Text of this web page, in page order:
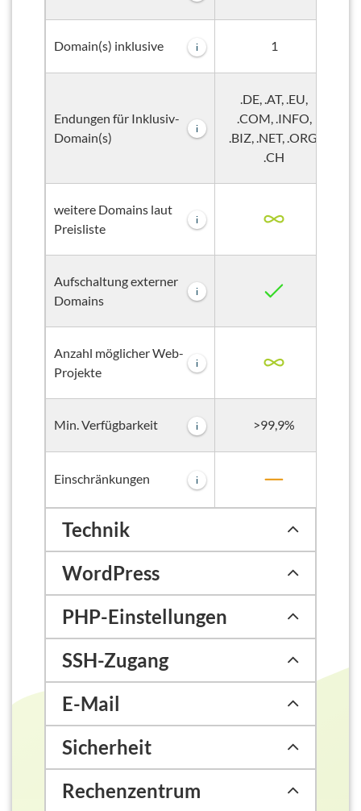
Domain(s) inklusive i 1
Endungen für Inklusiv-
Domain(s)
i
.DE, .AT, .EU,
.COM, .INFO,
.BIZ, .NET, .ORG,
.CH
weitere Domains laut
Preisliste
i
Aufschaltung externer
Domains
i
Anzahl möglicher Web-
Projekte
i
Min. Verfügbarkeit i >99,9%
Einschränkungen i
Technik
WordPress
PHP-Einstellungen
SSH-Zugang
E-Mail
Sicherheit
Rechenzentrum